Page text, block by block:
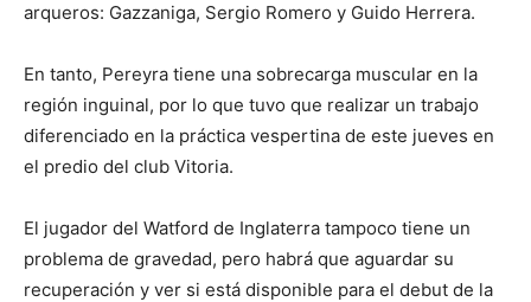
arqueros: Gazzaniga, Sergio Romero y Guido Herrera.
En tanto, Pereyra tiene una sobrecarga muscular en la
región inguinal, por lo que tuvo que realizar un trabajo
diferenciado en la práctica vespertina de este jueves en
el predio del club Vitoria.
El jugador del Watford de Inglaterra tampoco tiene un
problema de gravedad, pero habrá que aguardar su
recuperación y ver si está disponible para el debut de la